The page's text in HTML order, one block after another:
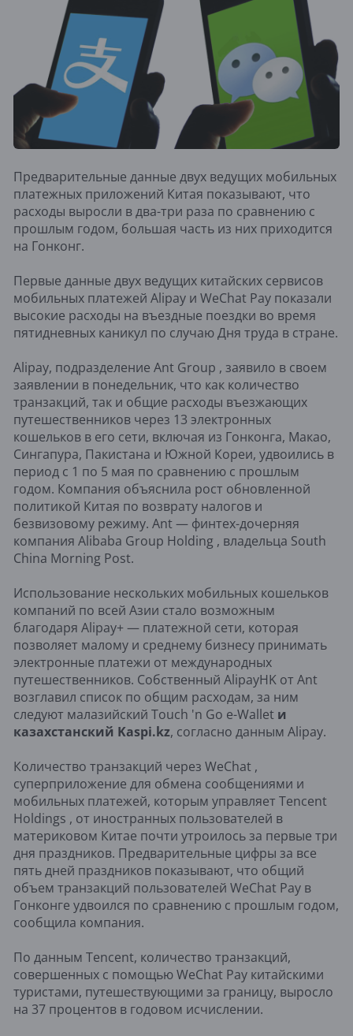
Предварительные данные двух ведущих мобильных
платежных приложений Китая показывают, что
расходы выросли в два-три раза по сравнению с
прошлым годом, большая часть из них приходится
на Гонконг.
Первые данные двух ведущих китайских сервисов
мобильных платежей Alipay и WeChat Pay показали
высокие расходы на въездные поездки во время
пятидневных каникул по случаю Дня труда в стране.
Alipay, подразделение Ant Group , заявило в своем
заявлении в понедельник, что как количество
транзакций, так и общие расходы въезжающих
путешественников через 13 электронных
кошельков в его сети, включая из Гонконга, Макао,
Сингапура, Пакистана и Южной Кореи, удвоились в
период с 1 по 5 мая по сравнению с прошлым
годом. Компания объяснила рост обновленной
политикой Китая по возврату налогов и
безвизовому режиму. Ant — финтех-дочерняя
компания Alibaba Group Holding , владельца South
China Morning Post.
Использование нескольких мобильных кошельков
компаний по всей Азии стало возможным
благодаря Alipay+ — платежной сети, которая
позволяет малому и среднему бизнесу принимать
электронные платежи от международных
путешественников. Собственный AlipayHK от Ant
возглавил список по общим расходам, за ним
следуют малазийский Touch 'n Go e-Wallet и
казахстанский Kaspi.kz, согласно данным Alipay.
Количество транзакций через WeChat ,
суперприложение для обмена сообщениями и
мобильных платежей, которым управляет Tencent
Holdings , от иностранных пользователей в
материковом Китае почти утроилось за первые три
дня праздников. Предварительные цифры за все
пять дней праздников показывают, что общий
объем транзакций пользователей WeChat Pay в
Гонконге удвоился по сравнению с прошлым годом,
сообщила компания.
По данным Tencent, количество транзакций,
совершенных с помощью WeChat Pay китайскими
туристами, путешествующими за границу, выросло
на 37 процентов в годовом исчислении.